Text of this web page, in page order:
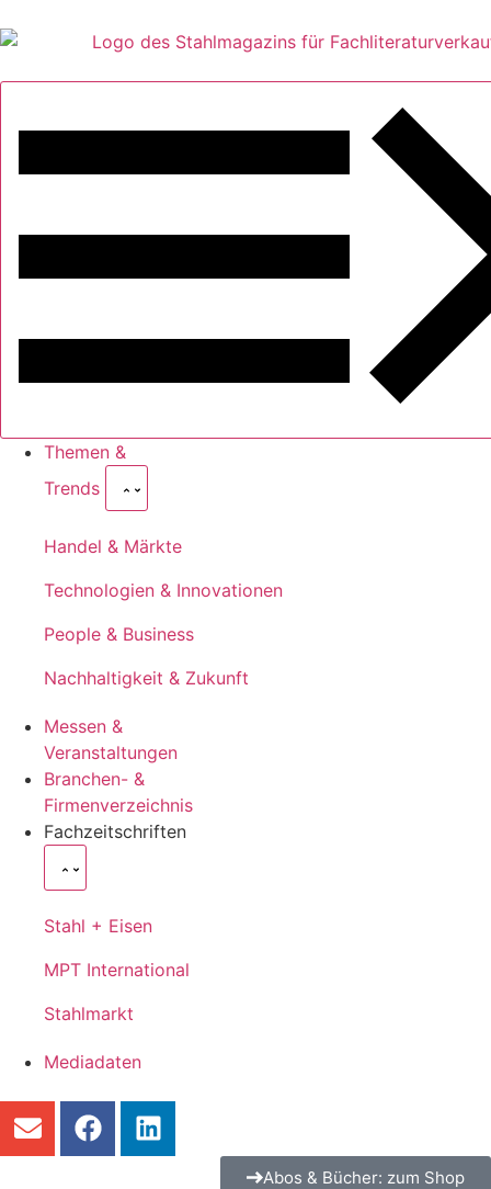
Themen &
Trends
Handel & Märkte
Technologien & Innovationen
People & Business
Nachhaltigkeit & Zukunft
Messen &
Veranstaltungen
Branchen- &
Firmenverzeichnis
Fachzeitschriften
Stahl + Eisen
MPT International
Stahlmarkt
Mediadaten
Abos & Bücher: zum Shop